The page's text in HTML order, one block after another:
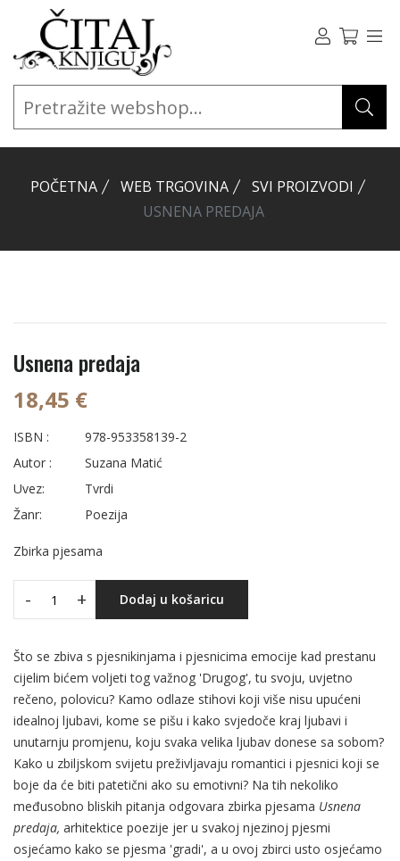
POČETNA WEB TRGOVINA
SVI PROIZVODI
USNENA PREDAJA
Usnena predaja
18,45 €
ISBN :
978-953358139-2
Autor :
Suzana Matić
Uvez:
Tvrdi
Žanr:
Poezija
Zbirka pjesama
- + Dodaj u košaricu
Što se zbiva s pjesnikinjama i pjesnicima emocije kad prestanu
cijelim bićem voljeti tog važnog 'Drugog', tu svoju, uvjetno
rečeno, polovicu? Kamo odlaze stihovi koji više nisu upućeni
idealnoj ljubavi, kome se pišu i kako svjedoče kraj ljubavi i
unutarnju promjenu, koju svaka velika ljubav donese sa sobom?
Kako u zbiljskom svijetu preživljavaju romantici i pjesnici koji se
boje da će biti patetični ako su emotivni? Na tih nekoliko
međusobno bliskih pitanja odgovara zbirka pjesama Usnena
predaja, arhitektice poezije jer u svakoj njezinoj pjesmi
osjećamo kako se pjesma 'gradi', a u ovoj zbirci usto osjećamo